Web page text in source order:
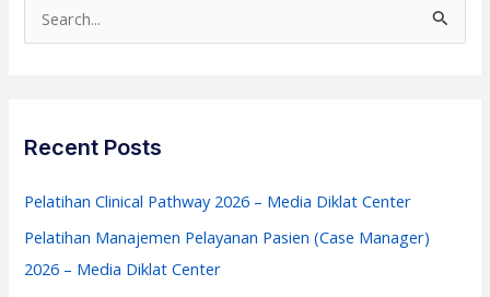
Medis
Center
e
c
f
o
r
Recent Posts
Pelatihan Clinical Pathway 2026 – Media Diklat Center
Pelatihan Manajemen Pelayanan Pasien (Case Manager)
2026 – Media Diklat Center